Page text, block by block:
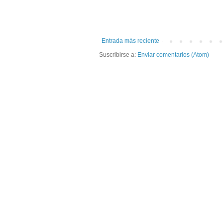
Entrada más reciente
Suscribirse a: Enviar comentarios (Atom)